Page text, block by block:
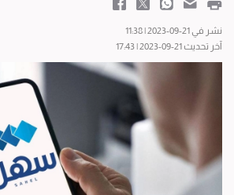
نشر في 21-09-2023 | 11:38
آخر تحديث 21-09-2023 | 17:43